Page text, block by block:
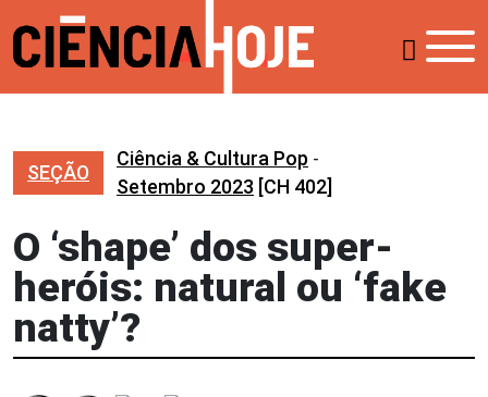
SEÇÃO
Ciência & Cultura Pop -
Setembro 2023 [CH 402]
O ‘shape’ dos super-
heróis: natural ou ‘fake
natty’?